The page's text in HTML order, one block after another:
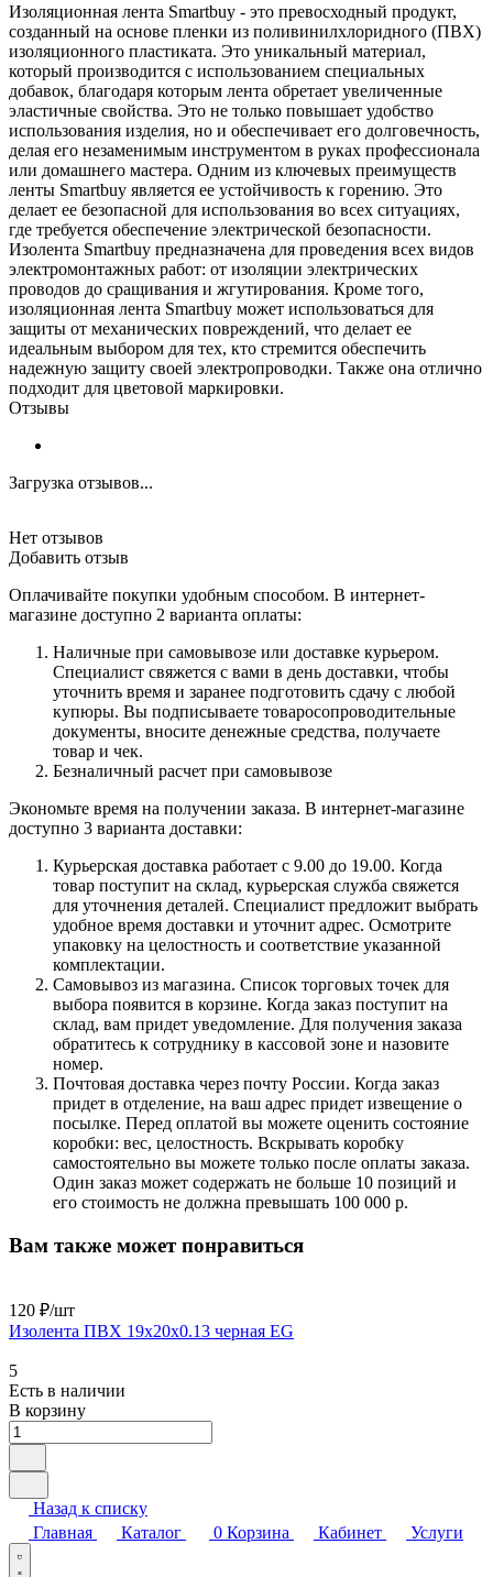
Изоляционная лента Smartbuy - это превосходный продукт,
созданный на основе пленки из поливинилхлоридного (ПВХ)
изоляционного пластиката. Это уникальный материал,
который производится с использованием специальных
добавок, благодаря которым лента обретает увеличенные
эластичные свойства. Это не только повышает удобство
использования изделия, но и обеспечивает его долговечность,
делая его незаменимым инструментом в руках профессионала
или домашнего мастера. Одним из ключевых преимуществ
ленты Smartbuy является ее устойчивость к горению. Это
делает ее безопасной для использования во всех ситуациях,
где требуется обеспечение электрической безопасности.
Изолента Smartbuy предназначена для проведения всех видов
электромонтажных работ: от изоляции электрических
проводов до сращивания и жгутирования. Кроме того,
изоляционная лента Smartbuy может использоваться для
защиты от механических повреждений, что делает ее
идеальным выбором для тех, кто стремится обеспечить
надежную защиту своей электропроводки. Также она отлично
подходит для цветовой маркировки.
Отзывы
Загрузка отзывов...
Нет отзывов
Добавить отзыв
Оплачивайте покупки удобным способом. В интернет-
магазине доступно 2 варианта оплаты:
Наличные при самовывозе или доставке курьером.
Специалист свяжется с вами в день доставки, чтобы
уточнить время и заранее подготовить сдачу с любой
купюры. Вы подписываете товаросопроводительные
документы, вносите денежные средства, получаете
товар и чек.
Безналичный расчет при самовывозе
Экономьте время на получении заказа. В интернет-магазине
доступно 3 варианта доставки:
Курьерская доставка работает с 9.00 до 19.00. Когда
товар поступит на склад, курьерская служба свяжется
для уточнения деталей. Специалист предложит выбрать
удобное время доставки и уточнит адрес. Осмотрите
упаковку на целостность и соответствие указанной
комплектации.
Самовывоз из магазина. Список торговых точек для
выбора появится в корзине. Когда заказ поступит на
склад, вам придет уведомление. Для получения заказа
обратитесь к сотруднику в кассовой зоне и назовите
номер.
Почтовая доставка через почту России. Когда заказ
придет в отделение, на ваш адрес придет извещение о
посылке. Перед оплатой вы можете оценить состояние
коробки: вес, целостность. Вскрывать коробку
самостоятельно вы можете только после оплаты заказа.
Один заказ может содержать не больше 10 позиций и
его стоимость не должна превышать 100 000 р.
Вам также может понравиться
120 ₽/шт
Изолента ПВХ 19х20х0.13 черная EG
5
Есть в наличии
В корзину
Назад к списку
Главная
Каталог 0 Корзина Кабинет Услуги